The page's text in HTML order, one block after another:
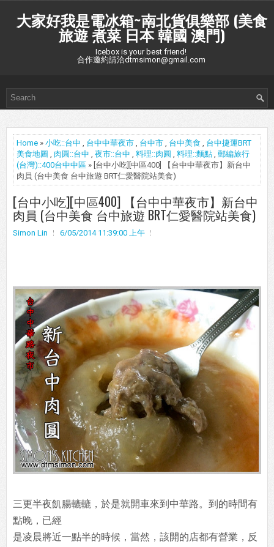
大家好我是電冰箱~南北貨俱樂部 (美食
旅遊 煮菜 日本 韓國 澳門)
Icebox is your best friend!
合作邀約請洽dtmsimon@gmail.com
Home » 小吃::台中 , 台中中華夜市 , 台中市 , 台中美食 , 台中捷運BRT
美食地圖 , 肉圓::台中 , 夜市::台中 , 料理::肉圓 , 料理::麵點 , 郵編旅行
(台灣)::400台中中區 » [台中小吃][中區400] 【台中中華夜市】新台中
肉員 (台中美食 台中旅遊 BRT仁愛醫院站美食)
[台中小吃][中區400] 【台中中華夜市】新台中
肉員 (台中美食 台中旅遊 BRT仁愛醫院站美食)
Simon Lin 6/05/2014 11:39:00 上午
三更半夜飢腸轆轆，於是就開車來到中華路。到的時間有
點晚，已經
是凌晨將近一點半的時候，當然，該開的店都有營業，反